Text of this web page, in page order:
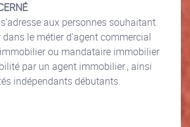
aux personnes souhaitant
dans le métier d'agent commercial
ou mandataire immobilier
par un agent immobilier., ainsi
indépendants débutants.